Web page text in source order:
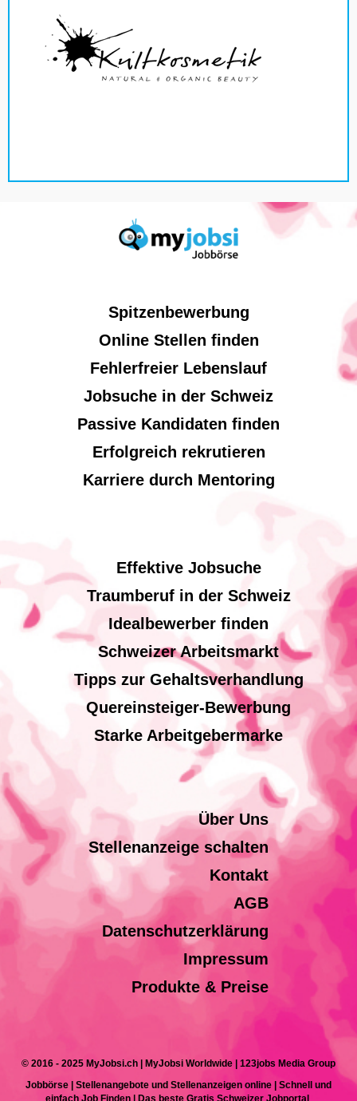
Spitzenbewerbung
Online Stellen finden
Fehlerfreier Lebenslauf
Jobsuche in der Schweiz
Passive Kandidaten finden
Erfolgreich rekrutieren
Karriere durch Mentoring
Effektive Jobsuche
Traumberuf in der Schweiz
Idealbewerber finden
Schweizer Arbeitsmarkt
Tipps zur Gehaltsverhandlung
Quereinsteiger-Bewerbung
Starke Arbeitgebermarke
Über Uns
Stellenanzeige schalten
Kontakt
AGB
Datenschutzerklärung
Impressum
Produkte & Preise
© 2016 - 2025 MyJobsi.ch | MyJobsi Worldwide | 123jobs Media Group
Jobbörse | Stellenangebote und Stellenanzeigen online | Schnell und